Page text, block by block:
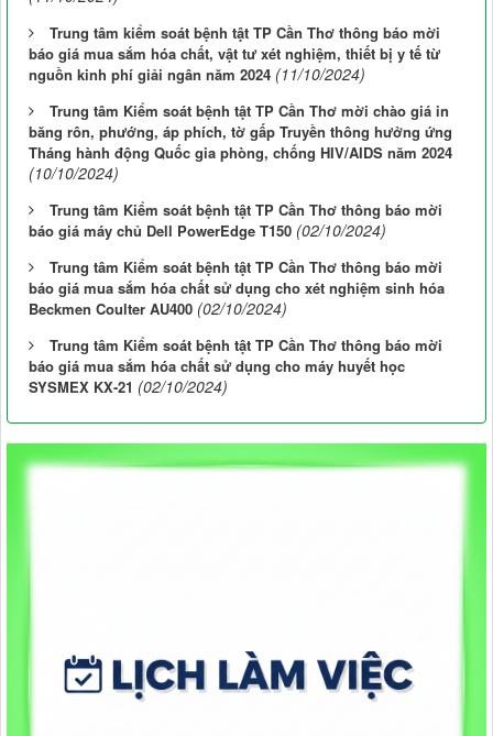
Trung tâm kiểm soát bệnh tật TP Cần Thơ thông báo mời
báo giá mua sắm hóa chất, vật tư xét nghiệm, thiết bị y tế từ
nguồn kinh phí giải ngân năm 2024 (11/10/2024)
Trung tâm Kiểm soát bệnh tật TP Cần Thơ mời chào giá in
băng rôn, phướng, áp phích, tờ gấp Truyền thông hưởng ứng
Tháng hành động Quốc gia phòng, chống HIV/AIDS năm 2024
(10/10/2024)
Trung tâm Kiểm soát bệnh tật TP Cần Thơ thông báo mời
báo giá máy chủ Dell PowerEdge T150 (02/10/2024)
Trung tâm Kiểm soát bệnh tật TP Cần Thơ thông báo mời
báo giá mua sắm hóa chất sử dụng cho xét nghiệm sinh hóa
Beckmen Coulter AU400 (02/10/2024)
Trung tâm Kiểm soát bệnh tật TP Cần Thơ thông báo mời
báo giá mua sắm hóa chất sử dụng cho máy huyết học
SYSMEX KX-21 (02/10/2024)